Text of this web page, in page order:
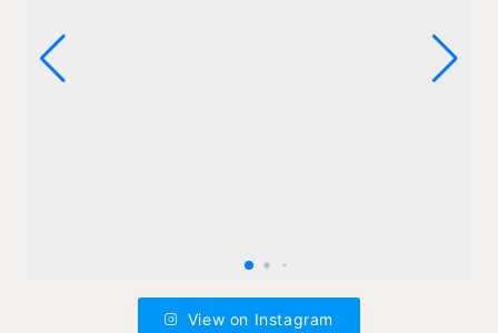
View on Instagram